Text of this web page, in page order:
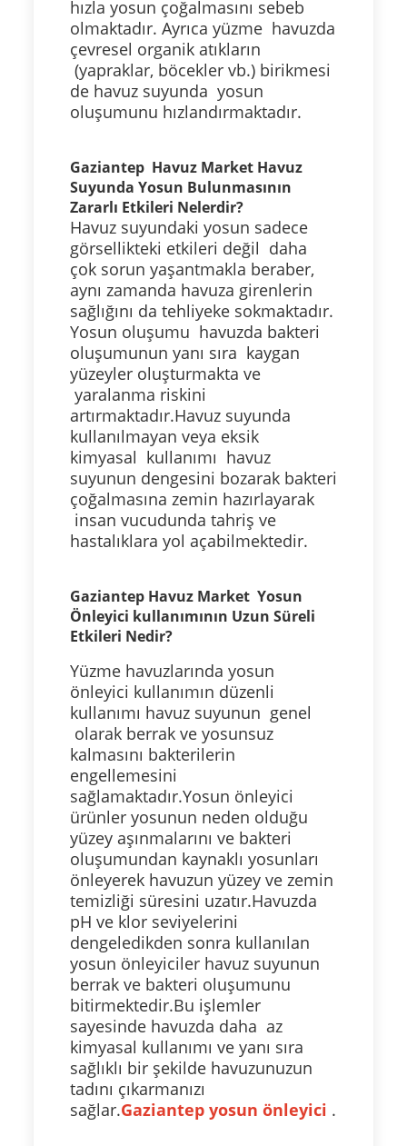
hızla yosun çoğalmasını sebeb
olmaktadır. Ayrıca yüzme havuzda
çevresel organik atıkların
(yapraklar, böcekler vb.) birikmesi
de havuz suyunda yosun
oluşumunu hızlandırmaktadır.
Gaziantep Havuz Market Havuz
Suyunda Yosun Bulunmasının
Zararlı Etkileri Nelerdir?
Havuz suyundaki yosun sadece
görsellikteki etkileri değil daha
çok sorun yaşantmakla beraber,
aynı zamanda havuza girenlerin
sağlığını da tehliyeke sokmaktadır.
Yosun oluşumu havuzda bakteri
oluşumunun yanı sıra kaygan
yüzeyler oluşturmakta ve
yaralanma riskini
artırmaktadır.Havuz suyunda
kullanılmayan veya eksik
kimyasal kullanımı havuz
suyunun dengesini bozarak bakteri
çoğalmasına zemin hazırlayarak
insan vucudunda tahriş ve
hastalıklara yol açabilmektedir.
Gaziantep Havuz Market Yosun
Önleyici kullanımının Uzun Süreli
Etkileri Nedir?
Yüzme havuzlarında yosun
önleyici kullanımın düzenli
kullanımı havuz suyunun genel
olarak berrak ve yosunsuz
kalmasını bakterilerin
engellemesini
sağlamaktadır.Yosun önleyici
ürünler yosunun neden olduğu
yüzey aşınmalarını ve bakteri
oluşumundan kaynaklı yosunları
önleyerek havuzun yüzey ve zemin
temizliği süresini uzatır.Havuzda
pH ve klor seviyelerini
dengeledikden sonra kullanılan
yosun önleyiciler havuz suyunun
berrak ve bakteri oluşumunu
bitirmektedir.Bu işlemler
sayesinde havuzda daha az
kimyasal kullanımı ve yanı sıra
sağlıklı bir şekilde havuzunuzun
tadını çıkarmanızı
sağlar.Gaziantep yosun önleyici .